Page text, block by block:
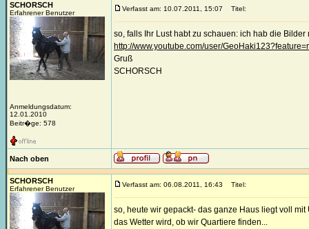
SCHORSCH
Erfahrener Benutzer
Anmeldungsdatum:
12.01.2010
Beitr�ge: 578
Verfasst am: 10.07.2011, 15:07 Titel:
so, falls Ihr Lust habt zu schauen: ich hab die
http://www.youtube.com/user/
Gruß
SCHORSCH
Nach oben
SCHORSCH
Erfahrener Benutzer
Verfasst am: 06.08.2011, 16:43 Titel:
so, heute wir gepackt- das ganze Haus liegt voll
das Wetter wird, ob wir Quartiere finden...